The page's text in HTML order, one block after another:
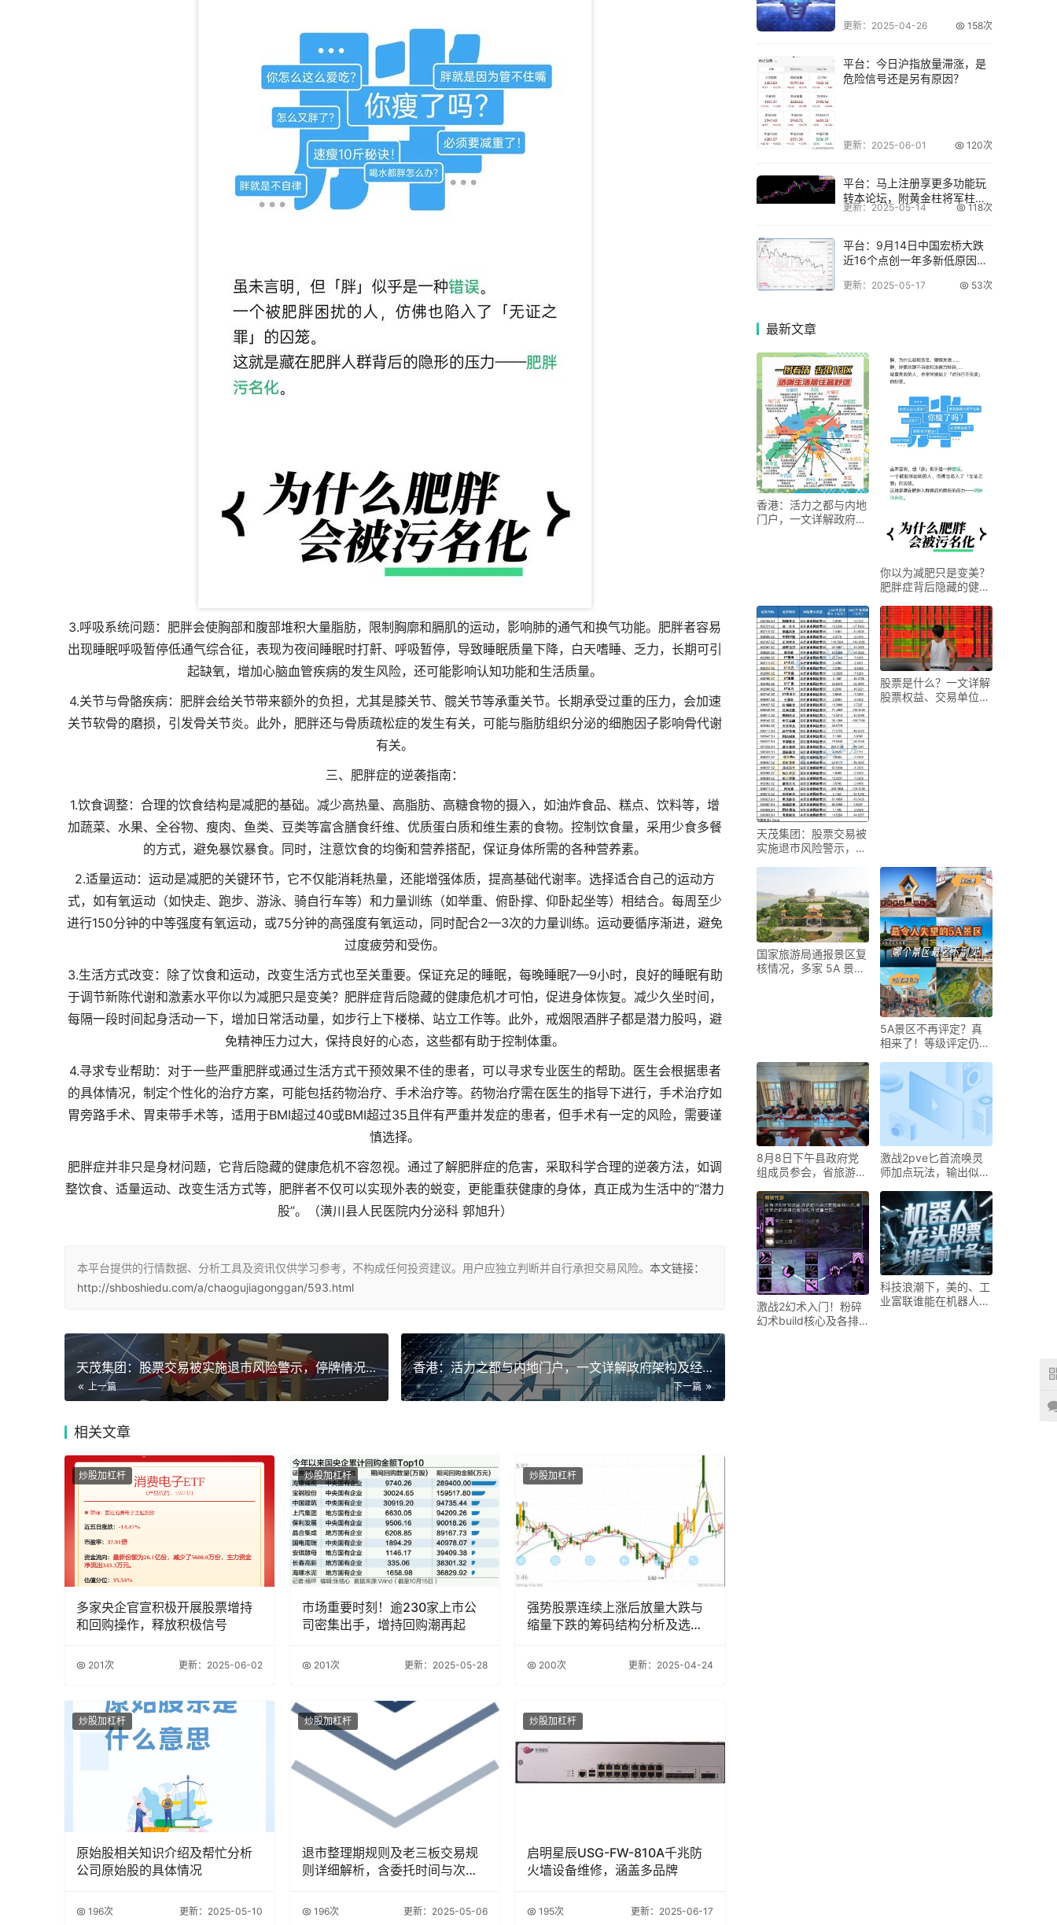
3.呼吸系统问题：肥胖会使胸部和腹部堆积大量脂肪，限制胸廓和膈肌的运动，影响肺的通气和换气功能。肥胖者容易
出现睡眠呼吸暂停低通气综合征，表现为夜间睡眠时打鼾、呼吸暂停，导致睡眠质量下降，白天嗜睡、乏力，长期可引
起缺氧，增加心脑血管疾病的发生风险，还可能影响认知功能和生活质量。
4.关节与骨骼疾病：肥胖会给关节带来额外的负担，尤其是膝关节、髋关节等承重关节。长期承受过重的压力，会加速
关节软骨的磨损，引发骨关节炎。此外，肥胖还与骨质疏松症的发生有关，可能与脂肪组织分泌的细胞因子影响骨代谢
有关。
三、肥胖症的逆袭指南：
1.饮食调整：合理的饮食结构是减肥的基础。减少高热量、高脂肪、高糖食物的摄入，如油炸食品、糕点、饮料等，增
加蔬菜、水果、全谷物、瘦肉、鱼类、豆类等富含膳食纤维、优质蛋白质和维生素的食物。控制饮食量，采用少食多餐
的方式，避免暴饮暴食。同时，注意饮食的均衡和营养搭配，保证身体所需的各种营养素。
2.适量运动：运动是减肥的关键环节，它不仅能消耗热量，还能增强体质，提高基础代谢率。选择适合自己的运动方
式，如有氧运动（如快走、跑步、游泳、骑自行车等）和力量训练（如举重、俯卧撑、仰卧起坐等）相结合。每周至少
进行150分钟的中等强度有氧运动，或75分钟的高强度有氧运动，同时配合2—3次的力量训练。运动要循序渐进，避免
过度疲劳和受伤。
3.生活方式改变：除了饮食和运动，改变生活方式也至关重要。保证充足的睡眠，每晚睡眠7—9小时，良好的睡眠有助
于调节新陈代谢和激素水平你以为减肥只是变美？肥胖症背后隐藏的健康危机才可怕，促进身体恢复。减少久坐时间，
每隔一段时间起身活动一下，增加日常活动量，如步行上下楼梯、站立工作等。此外，戒烟限酒胖子都是潜力股吗，避
免精神压力过大，保持良好的心态，这些都有助于控制体重。
4.寻求专业帮助：对于一些严重肥胖或通过生活方式干预效果不佳的患者，可以寻求专业医生的帮助。医生会根据患者
的具体情况，制定个性化的治疗方案，可能包括药物治疗、手术治疗等。药物治疗需在医生的指导下进行，手术治疗如
胃旁路手术、胃束带手术等，适用于BMI超过40或BMI超过35且伴有严重并发症的患者，但手术有一定的风险，需要谨
慎选择。
肥胖症并非只是身材问题，它背后隐藏的健康危机不容忽视。通过了解肥胖症的危害，采取科学合理的逆袭方法，如调
整饮食、适量运动、改变生活方式等，肥胖者不仅可以实现外表的蜕变，更能重获健康的身体，真正成为生活中的“潜力
股”。（潢川县人民医院内分泌科 郭旭升）
本平台提供的行情数据、分析工具及资讯仅供学习参考，不构成任何投资建议。用户应独立判断并自行承担交易风险。 本文链接：
http://shboshiedu.com/a/chaogujiagonggan/593.html
天茂集团：股票交易被实施退市风险警示，停牌情况公布
上一篇
香港：活力之都与内地门户，一文详解政府架构及经济概况
下一篇
相关文章
炒股加杠杆
多家央企官宣积极开展股票增持
和回购操作，释放积极信号
201次 更新：2025-06-02
炒股加杠杆
市场重要时刻！逾230家上市公
司密集出手，增持回购潮再起
201次 更新：2025-05-28
炒股加杠杆
强势股票连续上涨后放量大跌与
缩量下跌的筹码结构分析及选股
200次 更新：2025-04-24
炒股加杠杆
原始股相关知识介绍及帮忙分析
公司原始股的具体情况
196次 更新：2025-05-10
炒股加杠杆
退市整理期规则及老三板交易规
则详细解析，含委托时间与次数
196次 更新：2025-05-06
炒股加杠杆
启明星辰USG-FW-810A千兆防
火墙设备维修，涵盖多品牌
195次 更新：2025-06-17
更新：2025-04-26 158次
平台：今日沪指放量滞涨，是
危险信号还是另有原因？
更新：2025-06-01 120次
平台：马上注册享更多功能玩
转本论坛，附黄金柱将军柱副
图公式
更新：2025-05-14 118次
平台：9月14日中国宏桥大跌
近16个点创一年多新低原因探
更新：2025-05-17 53次
最新文章
香港：活力之都与内地
门户，一文详解政府架
你以为减肥只是变美？
肥胖症背后隐藏的健康
天茂集团：股票交易被
实施退市风险警示，停
股票是什么？一文详解
股票权益、交易单位及
国家旅游局通报景区复
核情况，多家 5A 景区
5A景区不再评定？真
相来了！等级评定仍将
8月8日下午县政府党
组成员参会，省旅游局
激战2pve匕首流唤灵
师加点玩法，输出似斧
激战2幻术入门！粉碎
幻术build核心及各排
科技浪潮下，美的、工
业富联谁能在机器人领